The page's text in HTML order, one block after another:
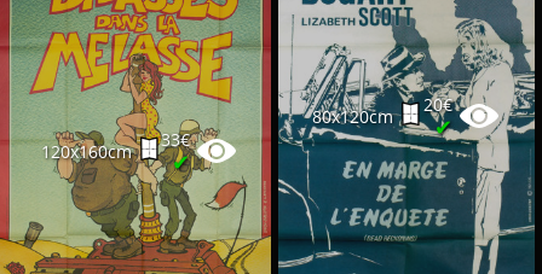
120x160cm
33€
✔
80x120cm
20€
✔